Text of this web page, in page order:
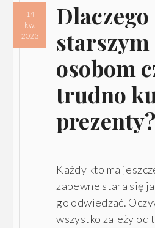
Dlaczego
starszym
osobom
trudno
prezenty?
14
kw.
2023
Każdy kto ma
zapewne stara się
go odwiedzać.
wszystko zależy od